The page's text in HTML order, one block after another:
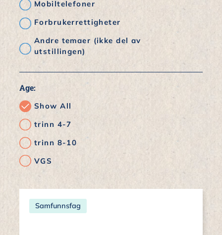
Mobiltelefoner
Forbrukerrettigheter
Andre temaer (ikke del av
utstillingen)
Age:
Show All
trinn 4-7
trinn 8-10
VGS
Samfunnsfag